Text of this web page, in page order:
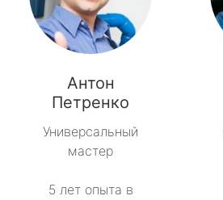
Антон
Петренко
Универсальный
мастер
5 лет опыта в